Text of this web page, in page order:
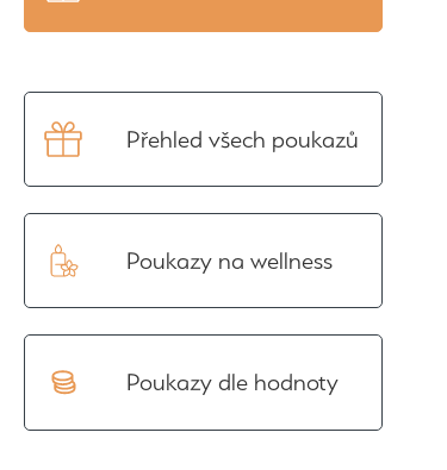
Přehled všech poukazů
Poukazy na wellness
Poukazy dle hodnoty